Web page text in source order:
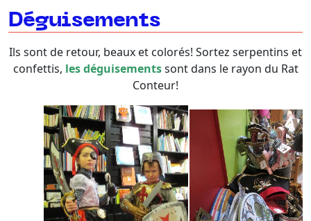
Déguisements
Ils sont de retour, beaux et colorés! Sortez serpentins et
confettis, les déguisementssont dans le rayon du Rat
Conteur!